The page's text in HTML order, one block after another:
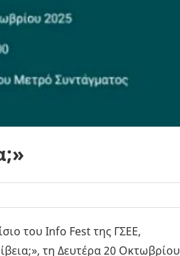
του Info Fest της ΓΣΕΕ,
τη Δευτέρα 20 Οκτωβρίου